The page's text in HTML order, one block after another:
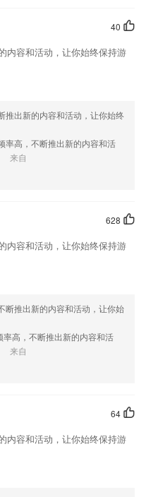
好地开发用户的大脑
和云收藏等辅助学习功能，快
卓版45M
，中级篇，高级篇每个阶段进
不仅语文数学，还有英语，化
地图文化日历等功能的用户体
助我们更好的对产品进行优化修
40
内容和活动，让你始终保持游
推出新的内容和活动，让你始终
率高，不断推出新的内容和活
来自
628
内容和活动，让你始终保持游
断推出新的内容和活动，让你始
率高，不断推出新的内容和活
来自
64
内容和活动，让你始终保持游